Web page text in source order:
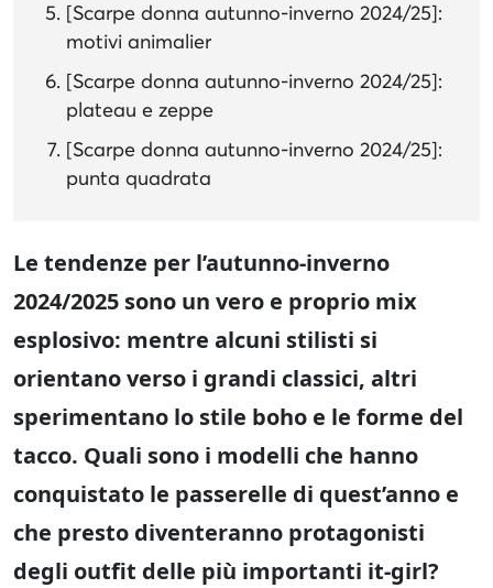
[Scarpe donna autunno-inverno 2024/25]:
motivi animalier
[Scarpe donna autunno-inverno 2024/25]:
plateau e zeppe
[Scarpe donna autunno-inverno 2024/25]:
punta quadrata
Le tendenze per l’autunno-inverno
2024/2025 sono un vero e proprio mix
esplosivo: mentre alcuni stilisti si
orientano verso i grandi classici, altri
sperimentano lo stile boho e le forme del
tacco. Quali sono i modelli che hanno
conquistato le passerelle di quest’anno e
che presto diventeranno protagonisti
degli outfit delle più importanti it-girl?